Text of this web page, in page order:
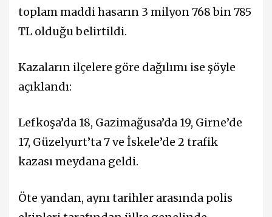
toplam maddi hasarın 3 milyon 768 bin 785
TL olduğu belirtildi.
Kazaların ilçelere göre dağılımı ise şöyle
açıklandı:
Lefkoşa’da 18, Gazimağusa’da 19, Girne’de
17, Güzelyurt’ta 7 ve İskele’de 2 trafik
kazası meydana geldi.
Öte yandan, aynı tarihler arasında polis